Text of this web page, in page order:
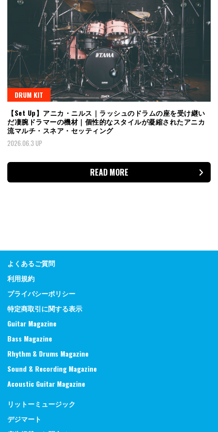
DRUM KIT
【Set Up】アニカ・ニルス｜ラッシュのドラムの座を受け継い
だ凄腕ドラマーの機材｜個性的なスタイルが凝縮されたアニカ
流マルチ・スネア・セッティング
2026.06.3 UP
READ MORE
よくあるご質問
利用規約
プライバシーポリシー
特定商取引に関する表示
Guitar Magazine
Bass Magazine
Rhythm & Drums Magazine
Sound & Recording Magazine
Acoustic Guitar Magazine
リットーミュージック
デジマート